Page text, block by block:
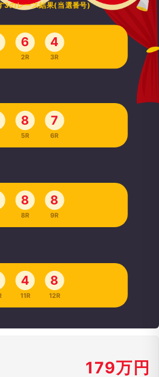
3のレース結果(当選番号)
6
2R
4
3R
8
5R
7
6R
8
8R
8
9R
4
11R
8
12R
179万円